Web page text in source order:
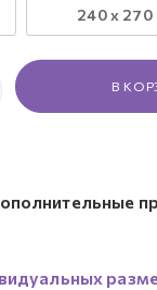
240 x 270
В